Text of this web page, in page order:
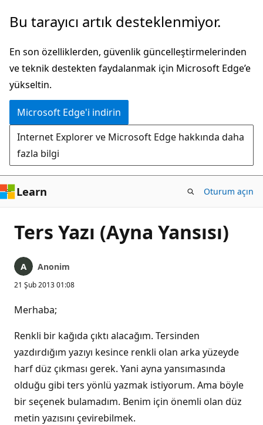
Ana
atla
Bu tarayıcı artık desteklenmiyor.
En son özelliklerden, güvenlik güncelleştirmelerinden
ve teknik destekten faydalanmak için Microsoft Edge’e
yükseltin.
Microsoft Edge'i indirin
Internet Explorer ve Microsoft Edge hakkında daha
fazla bilgi
Learn Oturum açın
Ters Yazı (Ayna Yansısı)
Anonim
21 Şub 2013 01:08
Merhaba;
Renkli bir kağıda çıktı alacağım. Tersinden
yazdırdığım yazıyı kesince renkli olan arka yüzeyde
harf düz çıkması gerek. Yani ayna yansımasında
olduğu gibi ters yönlü yazmak istiyorum. Ama böyle
bir seçenek bulamadım. Benim için önemli olan düz
metin yazısını çevirebilmek.